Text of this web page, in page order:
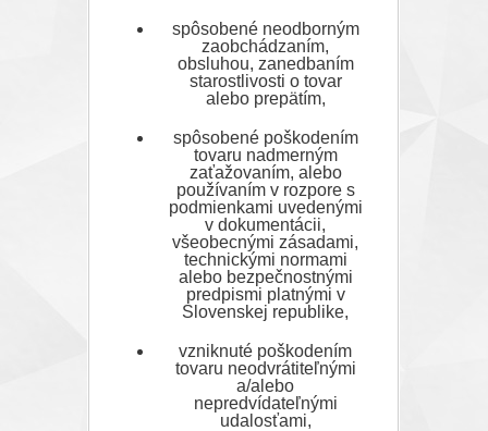
spôsobené neodborným
zaobchádzaním,
obsluhou, zanedbaním
starostlivosti o tovar
alebo prepätím,
spôsobené poškodením
tovaru nadmerným
zaťažovaním, alebo
používaním v rozpore s
podmienkami uvedenými
v dokumentácii,
všeobecnými zásadami,
technickými normami
alebo bezpečnostnými
predpismi platnými v
Slovenskej republike,
vzniknuté poškodením
tovaru neodvrátiteľnými
a/alebo
nepredvídateľnými
udalosťami,